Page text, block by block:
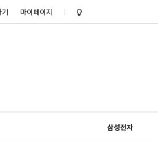
마이페이지
삼성전자